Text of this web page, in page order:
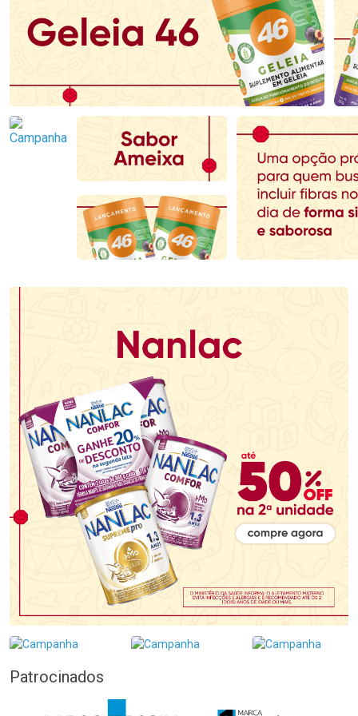
Ativar Desconto
Por R$ 123,29/cada
Comprar sem Desconto
Por R$ 123,29/cada
Ativar Desconto
Comprar sem Desconto
Por R$ 80,59/cada
Comprar sem Desconto
Por R$ 80,59/cada
Patrocinados